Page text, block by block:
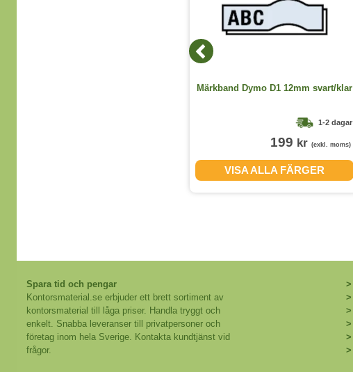
Märkband Dymo D1 12mm svart/klar
1-2 dagar
199 kr (exkl. moms)
VISA ALLA FÄRGER
Spara tid och pengar
Kontorsmaterial.se erbjuder ett brett sortiment av
kontorsmaterial till låga priser. Handla tryggt och
enkelt. Snabba leveranser till privatpersoner och
företag inom hela Sverige. Kontakta kundtjänst vid
frågor.
>
>
>
>
>
>